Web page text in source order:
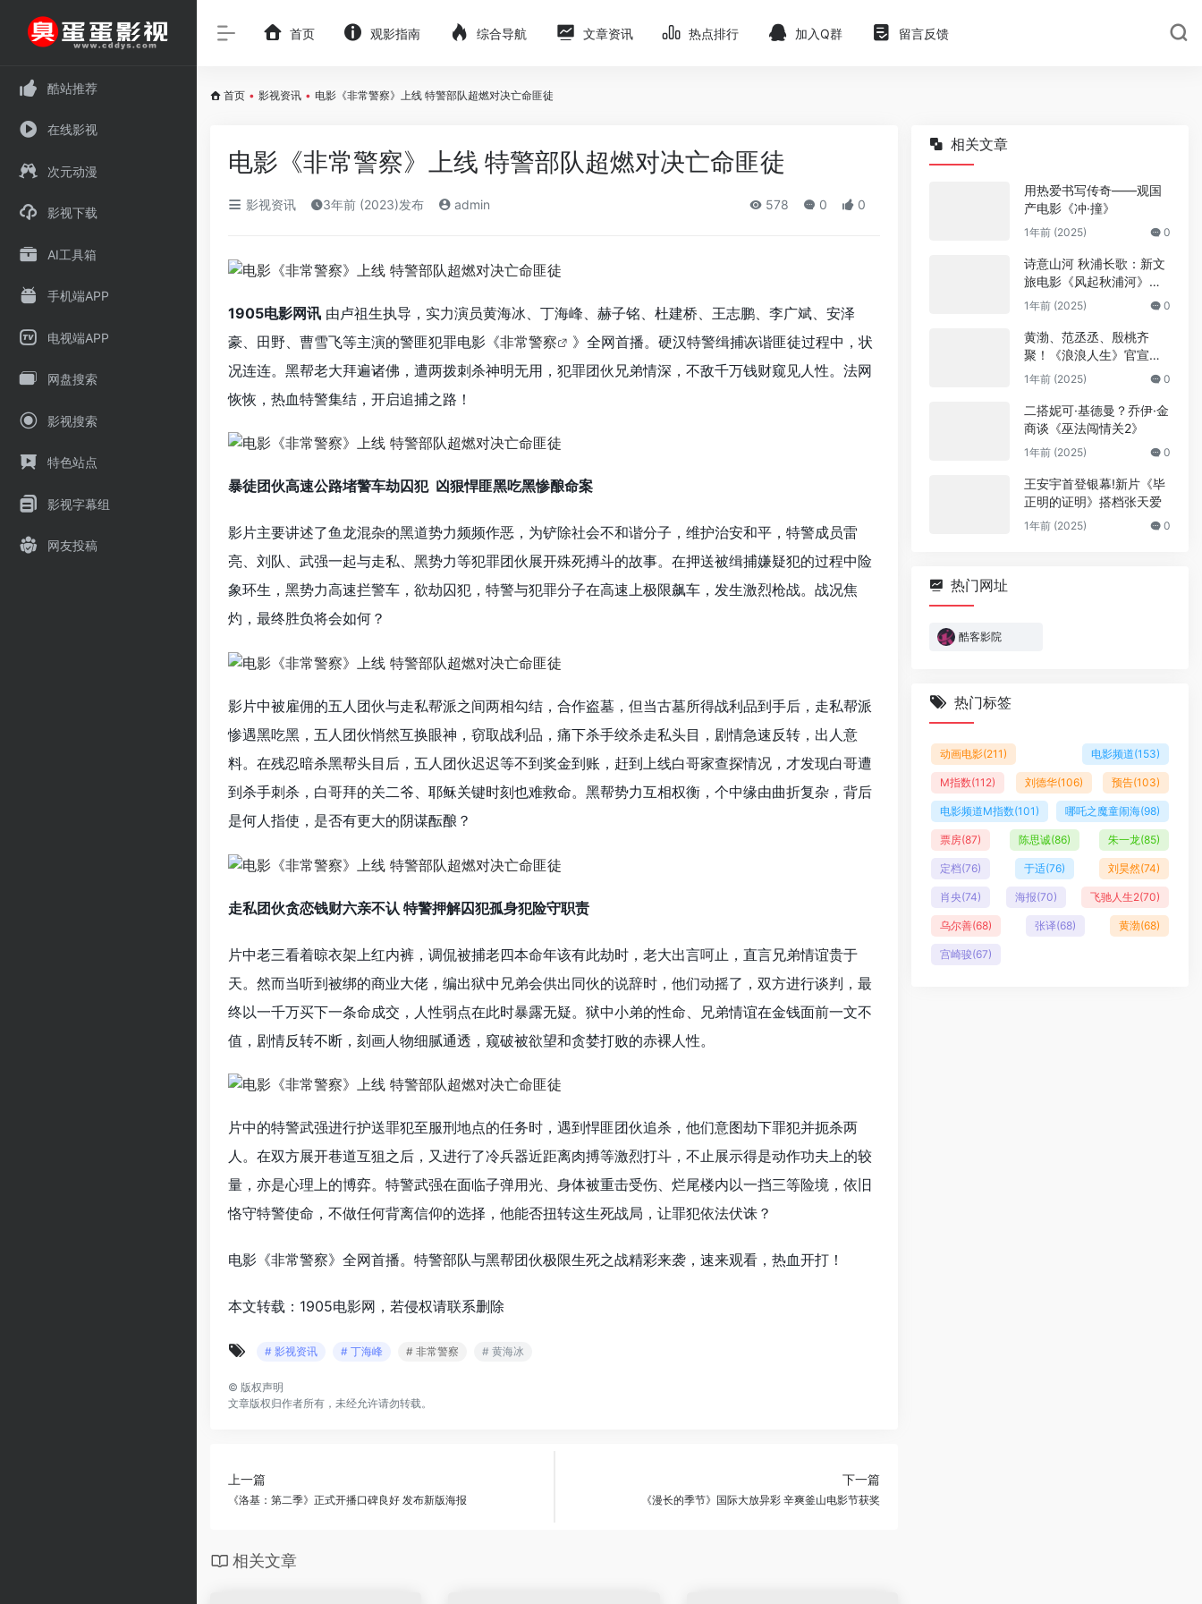
酷站推荐
在线影视
次元动漫
影视下载
AI工具箱
手机端APP
电视端APP
网盘搜索
影视搜索
特色站点
影视字幕组
网友投稿
首页 观影指南 综合导航 文章资讯 热点排行 加入Q群 留言反馈
首页 • 影视资讯 • 电影《非常警察》上线 特警部队超燃对决亡命匪徒
电影《非常警察》上线 特警部队超燃对决亡命匪徒
影视资讯 3年前 (2023)发布 admin 578 0 0
1905电影网讯 由卢祖生执导，实力演员黄海冰、丁海峰、赫子铭、杜建桥、王志鹏、李广斌、安泽
豪、田野、曹雪飞等主演的警匪犯罪电影《非常警察
》全网首播。硬汉特警缉捕诙谐匪徒过程中，状
况连连。黑帮老大拜遍诸佛，遭两拨刺杀神明无用，犯罪团伙兄弟情深，不敌千万钱财窥见人性。法网
恢恢，热血特警集结，开启追捕之路！
暴徒团伙高速公路堵警车劫囚犯 凶狠悍匪黑吃黑惨酿命案
影片主要讲述了鱼龙混杂的黑道势力频频作恶，为铲除社会不和谐分子，维护治安和平，特警成员雷
亮、刘队、武强一起与走私、黑势力等犯罪团伙展开殊死搏斗的故事。在押送被缉捕嫌疑犯的过程中险
象环生，黑势力高速拦警车，欲劫囚犯，特警与犯罪分子在高速上极限飙车，发生激烈枪战。战况焦
灼，最终胜负将会如何？
影片中被雇佣的五人团伙与走私帮派之间两相勾结，合作盗墓，但当古墓所得战利品到手后，走私帮派
惨遇黑吃黑，五人团伙悄然互换眼神，窃取战利品，痛下杀手绞杀走私头目，剧情急速反转，出人意
料。在残忍暗杀黑帮头目后，五人团伙迟迟等不到奖金到账，赶到上线白哥家查探情况，才发现白哥遭
到杀手刺杀，白哥拜的关二爷、耶稣关键时刻也难救命。黑帮势力互相权衡，个中缘由曲折复杂，背后
是何人指使，是否有更大的阴谋酝酿？
走私团伙贪恋钱财六亲不认 特警押解囚犯孤身犯险守职责
片中老三看着晾衣架上红内裤，调侃被捕老四本命年该有此劫时，老大出言呵止，直言兄弟情谊贵于
天。然而当听到被绑的商业大佬，编出狱中兄弟会供出同伙的说辞时，他们动摇了，双方进行谈判，最
终以一千万买下一条命成交，人性弱点在此时暴露无疑。狱中小弟的性命、兄弟情谊在金钱面前一文不
值，剧情反转不断，刻画人物细腻通透，窥破被欲望和贪婪打败的赤裸人性。
片中的特警武强进行护送罪犯至服刑地点的任务时，遇到悍匪团伙追杀，他们意图劫下罪犯并扼杀两
人。在双方展开巷道互狙之后，又进行了冷兵器近距离肉搏等激烈打斗，不止展示得是动作功夫上的较
量，亦是心理上的博弈。特警武强在面临子弹用光、身体被重击受伤、烂尾楼内以一挡三等险境，依旧
恪守特警使命，不做任何背离信仰的选择，他能否扭转这生死战局，让罪犯依法伏诛？
电影《非常警察》全网首播。特警部队与黑帮团伙极限生死之战精彩来袭，速来观看，热血开打！
本文转载：1905电影网，若侵权请联系删除
# 影视资讯 # 丁海峰 # 非常警察 # 黄海冰
© 版权声明
文章版权归作者所有，未经允许请勿转载。
上一篇
《洛基：第二季》正式开播口碑良好 发布新版海报
下一篇
《漫长的季节》国际大放异彩 辛爽釜山电影节获奖
相关文章
相关文章
用热爱书写传奇——观国
产电影《冲·撞》
1年前 (2025) 0
诗意山河 秋浦长歌：新文
旅电影《风起秋浦河》今
日全国公映
1年前 (2025) 0
黄渤、范丞丞、殷桃齐
聚！《浪浪人生》官宣阵
容
1年前 (2025) 0
二搭妮可·基德曼？乔伊·金
商谈《巫法闯情关2》
1年前 (2025) 0
王安宇首登银幕!新片《毕
正明的证明》搭档张天爱
1年前 (2025) 0
热门网址
酷客影院
热门标签
动画电影(211) 电影频道(153)
M指数(112) 刘德华(106) 预告(103)
电影频道M指数(101) 哪吒之魔童闹海(98)
票房(87) 陈思诚(86) 朱一龙(85)
定档(76) 于适(76) 刘昊然(74)
肖央(74) 海报(70) 飞驰人生2(70)
乌尔善(68) 张译(68) 黄渤(68)
宫崎骏(67)